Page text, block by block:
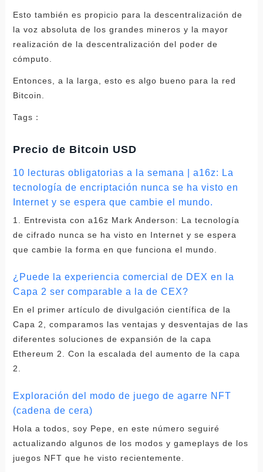
Esto también es propicio para la descentralización de
la voz absoluta de los grandes mineros y la mayor
realización de la descentralización del poder de
cómputo.
Entonces, a la larga, esto es algo bueno para la red
Bitcoin.
Tags：
Precio de Bitcoin USD
10 lecturas obligatorias a la semana | a16z: La
tecnología de encriptación nunca se ha visto en
Internet y se espera que cambie el mundo.
1. Entrevista con a16z Mark Anderson: La tecnología
de cifrado nunca se ha visto en Internet y se espera
que cambie la forma en que funciona el mundo.
¿Puede la experiencia comercial de DEX en la
Capa 2 ser comparable a la de CEX?
En el primer artículo de divulgación científica de la
Capa 2, comparamos las ventajas y desventajas de las
diferentes soluciones de expansión de la capa
Ethereum 2. Con la escalada del aumento de la capa
2.
Exploración del modo de juego de agarre NFT
(cadena de cera)
Hola a todos, soy Pepe, en este número seguiré
actualizando algunos de los modos y gameplays de los
juegos NFT que he visto recientemente.